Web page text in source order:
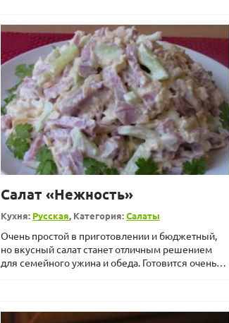
Салат «Нежность»
Кухня: Русская, Категория:Салаты
Очень простой в приготовлении и бюджетный,
но вкусный салат станет отличным решением
для семейного ужина и обеда. Готовится очень